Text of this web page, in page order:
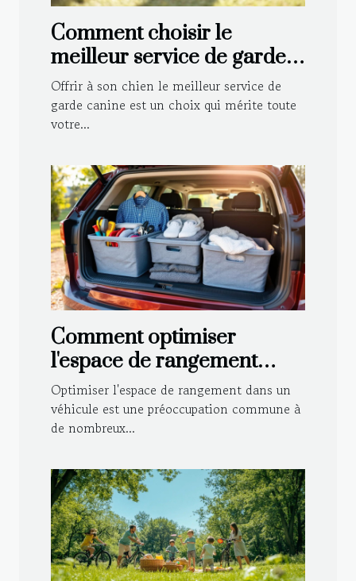
Comment choisir le
meilleur service de garde
canine pour votre
compagnon ?
Offrir à son chien le meilleur service de
garde canine est un choix qui mérite toute
votre...
Comment optimiser
l'espace de rangement
dans votre véhicule ?
Optimiser l'espace de rangement dans un
véhicule est une préoccupation commune à
de nombreux...